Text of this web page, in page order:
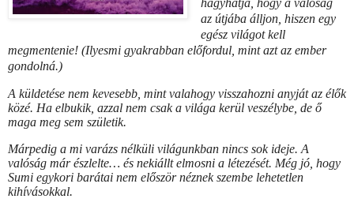
hagyhatja, hogy a valóság
az útjába álljon, hiszen egy
egész világot kell
megmentenie! (Ilyesmi gyakrabban előfordul, mint azt az ember
gondolná.)
A küldetése nem kevesebb, mint valahogy visszahozni anyját az élők
közé. Ha elbukik, azzal nem csak a világa kerül veszélybe, de ő
maga meg sem születik.
Márpedig a mi varázs nélküli világunkban nincs sok ideje. A
valóság már észlelte… és nekiállt elmosni a létezését. Még jó, hogy
Sumi egykori barátai nem először néznek szembe lehetetlen
kihívásokkal.